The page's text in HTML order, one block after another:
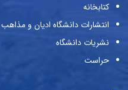
کتابخانه
انتشارات دانشگاه ادیان و مذاهب
نشریات دانشگاه
حراست